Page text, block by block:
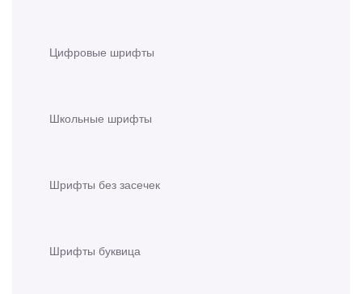
Цифровые шрифты
Школьные шрифты
Шрифты без засечек
Шрифты буквица